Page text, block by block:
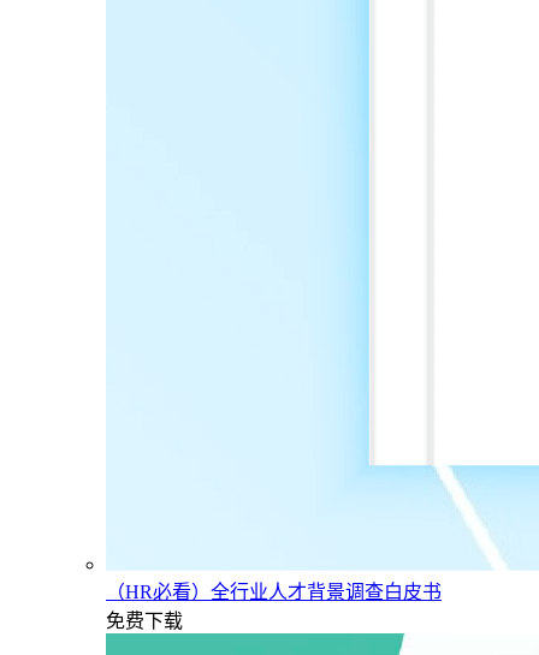
（HR必看）全行业人才背景调查白皮书
免费下载